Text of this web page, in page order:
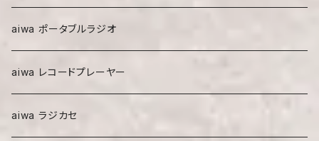
aiwa ポータブルラジオ
aiwa レコードプレーヤー
aiwa ラジカセ